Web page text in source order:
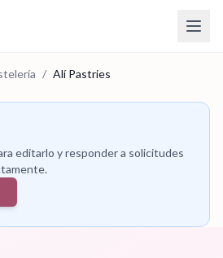
/ Alí Pastries
editarlo y responder a solicitudes